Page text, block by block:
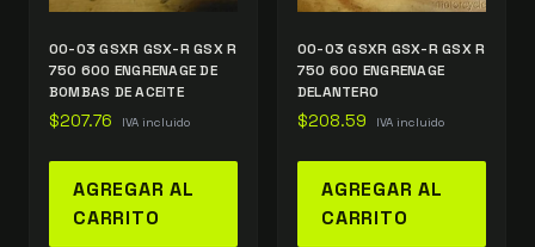
00-03 GSXR GSX-R GSX R
750 600 ENGRENAGE DE
BOMBAS DE ACEITE
$207.76 IVA incluido
AGREGAR AL
CARRITO
00-03 GSXR GSX-R GSX R
750 600 ENGRENAGE
DELANTERO
$208.59 IVA incluido
AGREGAR AL
CARRITO